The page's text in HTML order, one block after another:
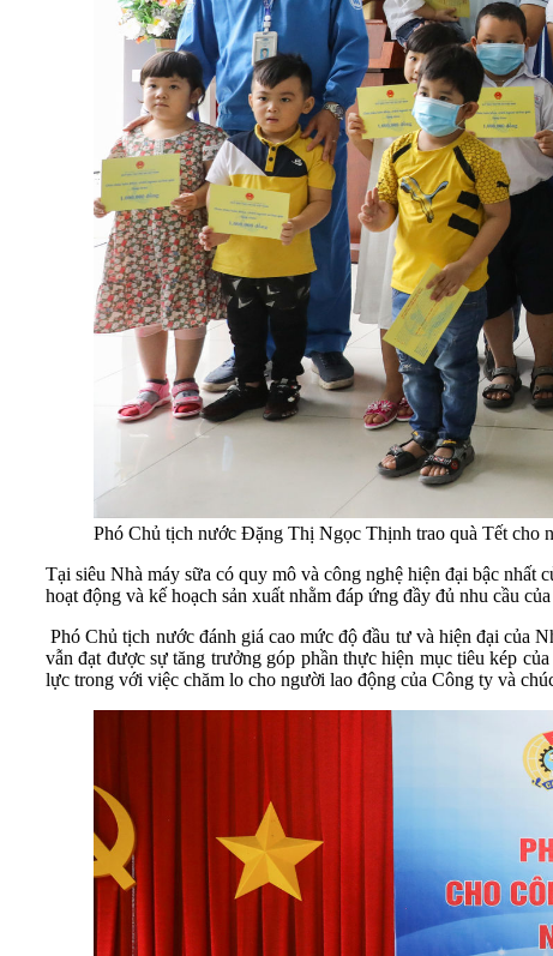
Phó Chủ tịch nước Đặng Thị Ngọc Thịnh trao quà Tết cho
Tại siêu Nhà máy sữa có quy mô và công nghệ hiện đại bậc nhất
hoạt động và kế hoạch sản xuất nhằm đáp ứng đầy đủ nhu cầu
Phó Chủ tịch nước đánh giá cao mức độ đầu tư và hiện đại của
vẫn đạt được sự tăng trưởng góp phần thực hiện mục tiêu kép
lực trong với việc chăm lo cho người lao động của Công ty và